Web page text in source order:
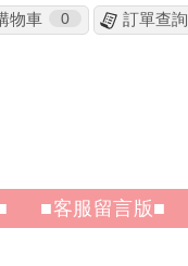
物車 0 訂單查詢
■客服留言版■